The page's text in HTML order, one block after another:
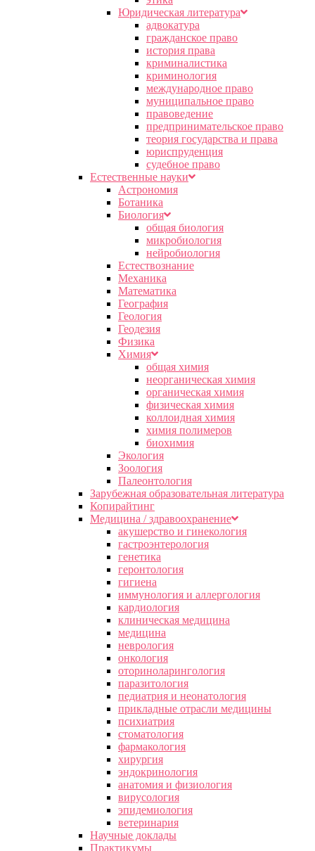
Юридическая литература
адвокатура
гражданское право
история права
криминалистика
криминология
международное право
муниципальное право
правоведение
предпринимательское право
теория государства и права
юриспруденция
судебное право
Естественные науки
Астрономия
Ботаника
Биология
общая биология
микробиология
нейробиология
Естествознание
Механика
Математика
География
Геология
Геодезия
Физика
Химия
общая химия
неорганическая химия
органическая химия
физическая химия
коллоидная химия
химия полимеров
биохимия
Экология
Зоология
Палеонтология
Зарубежная образовательная литература
Копирайтинг
Медицина / здравоохранение
акушерство и гинекология
гастроэнтерология
генетика
геронтология
гигиена
иммунология и аллергология
кардиология
клиническая медицина
медицина
неврология
онкология
оториноларингология
паразитология
педиатрия и неонатология
прикладные отрасли медицины
психиатрия
стоматология
фармакология
хирургия
эндокринология
анатомия и физиология
вирусология
эпидемиология
ветеринария
Научные доклады
Практикумы